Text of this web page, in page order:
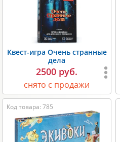
Квест-игра Очень странные
дела
2500 руб.
снято с продажи
Код товара: 785